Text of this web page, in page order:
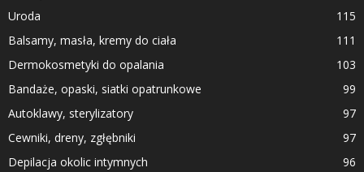
Uroda
115
Balsamy, masła, kremy do ciała
111
Dermokosmetyki do opalania
103
Bandaże, opaski, siatki opatrunkowe
99
Autoklawy, sterylizatory
97
Cewniki, dreny, zgłębniki
97
Depilacja okolic intymnych
96